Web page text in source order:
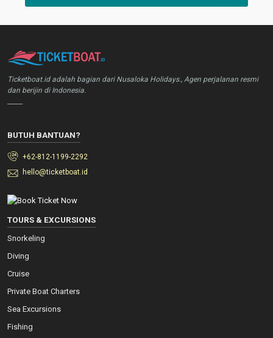
Ticketboat.id adalah bagian dari Nusaloka Holidays., Agen perjalanan resmi
dan berijin di Indonesia.
BUTUH BANTUAN?
+62-812-1199-2292
hello@ticketboat.id
TOURS & EXCURSIONS
Snorkeling
Diving
Cruise
Private Boat Charters
Sea Excursions
Fishing